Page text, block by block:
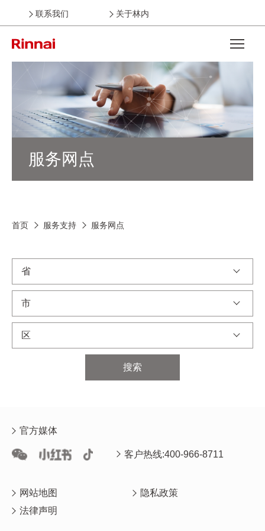
联系我们 关于林内
Open the
服务网点
首页 服务支持 服务网点
省
市
区
搜索
官方媒体
客户热线:400-966-8711
网站地图
隐私政策
法律声明